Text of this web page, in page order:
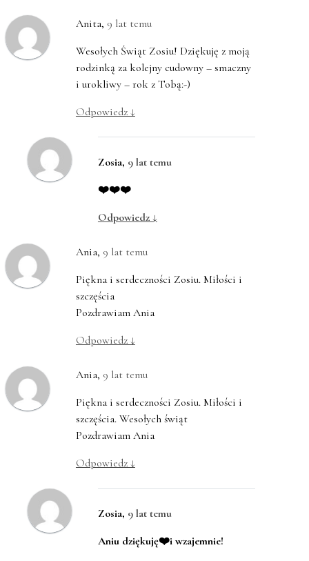
Anita, 9 lat temu
Wesołych Świąt Zosiu! Dziękuję z moją
rodzinką za kolejny cudowny – smaczny
i urokliwy – rok z Tobą:-)
Odpowiedz ↓
Zosia, 9 lat temu
❤️❤️❤️
Odpowiedz ↓
Ania, 9 lat temu
Piękna i serdeczności Zosiu. Miłości i
szczęścia
Pozdrawiam Ania
Odpowiedz ↓
Ania, 9 lat temu
Piękna i serdeczności Zosiu. Miłości i
szczęścia. Wesołych świąt
Pozdrawiam Ania
Odpowiedz ↓
Zosia, 9 lat temu
Aniu dziękuję❤️i wzajemnie!